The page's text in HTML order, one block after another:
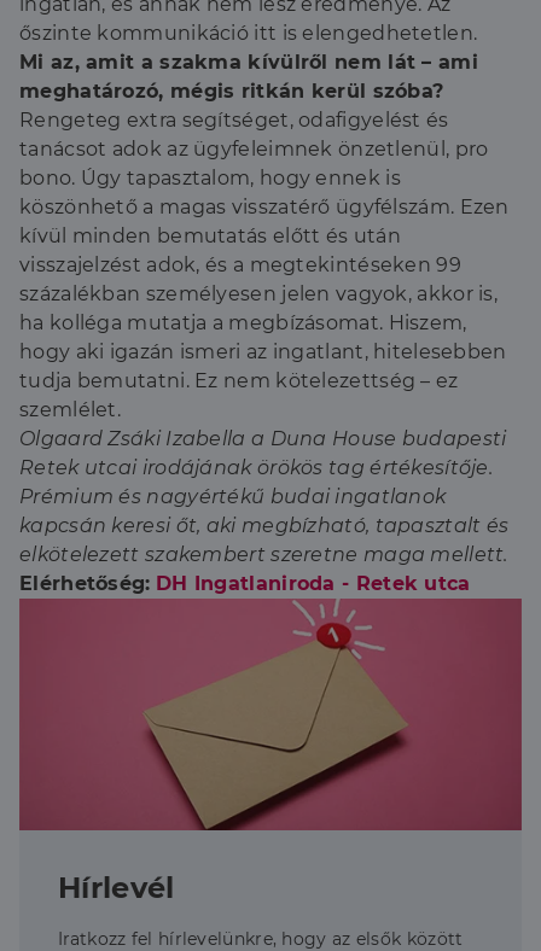
őszinte kommunikáció itt is elengedhetetlen.
Mi az, amit a szakma kívülről nem lát – ami
meghatározó, mégis ritkán kerül szóba?
Rengeteg extra segítséget, odafigyelést és
tanácsot adok az ügyfeleimnek önzetlenül, pro
bono. Úgy tapasztalom, hogy ennek is
köszönhető a magas visszatérő ügyfélszám. Ezen
kívül minden bemutatás előtt és után
visszajelzést adok, és a megtekintéseken 99
százalékban személyesen jelen vagyok, akkor is,
ha kolléga mutatja a megbízásomat. Hiszem,
hogy aki igazán ismeri az ingatlant, hitelesebben
tudja bemutatni. Ez nem kötelezettség – ez
szemlélet.
Olgaard Zsáki Izabella a Duna House budapesti
Retek utcai irodájának örökös tag értékesítője.
Prémium és nagyértékű budai ingatlanok
kapcsán keresi őt, aki megbízható, tapasztalt és
elkötelezett szakembert szeretne maga mellett.
Elérhetőség: DH Ingatlaniroda - Retek utca
Hírlevél
Iratkozz fel hírlevelünkre, hogy az elsők között